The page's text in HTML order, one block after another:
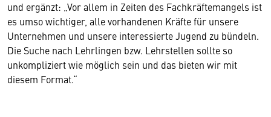
und ergänzt: „Vor allem in Zeiten des Fachkräftemangels ist
es umso wichtiger, alle vorhandenen Kräfte für unsere
Unternehmen und unsere interessierte Jugend zu bündeln.
Die Suche nach Lehrlingen bzw. Lehrstellen sollte so
unkompliziert wie möglich sein und das bieten wir mit
diesem Format.“